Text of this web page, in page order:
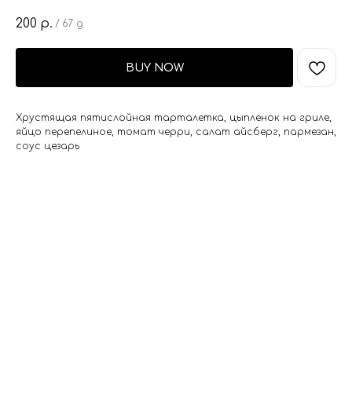
200 р. / 67 g
BUY NOW
Хрустящая пятислойная тарталетка, цыпленок на гриле,
яйцо перепелиное, томат черри, салат айсберг, пармезан,
соус цезарь